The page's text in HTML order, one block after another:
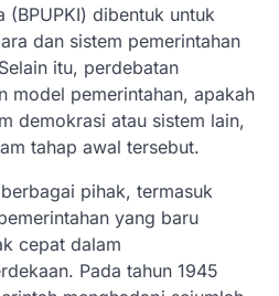
(BPUPKI) dibentuk untuk
dan sistem pemerintahan
itu, perdebatan
model pemerintahan, apakah
demokrasi atau sistem lain,
tahap awal tersebut.
pihak, termasuk
yang baru
cepat dalam
Pada tahun 1945